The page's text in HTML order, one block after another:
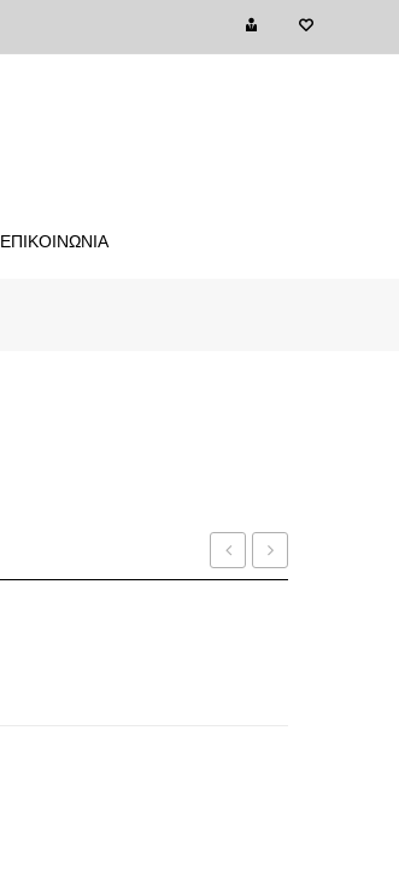
ΕΠΙΚΟΙΝΩΝΙΑ
ARMANI
PARIS